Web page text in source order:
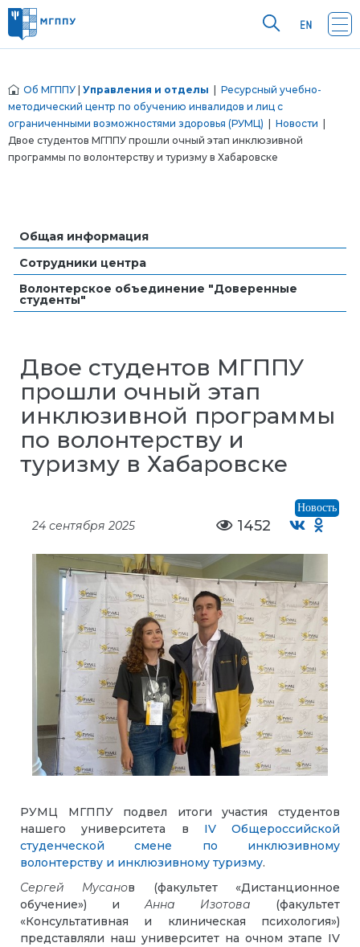
Об МГППУ Управления и отделы
Ресурсный учебно-
методический центр по обучению инвалидов и лиц с
ограниченными возможностями здоровья (РУМЦ)
Новости
Двое студентов МГППУ прошли очный этап инклюзивной
программы по волонтерству и туризму в Хабаровске
Общая информация
Сотрудники центра
Волонтерское объединение "Доверенные
студенты"
Двое студентов МГППУ
прошли очный этап
инклюзивной программы
по волонтерству и
туризму в Хабаровске
Новость
24 сентября 2025 1452
РУМЦ МГППУ подвел итоги участия студентов
нашего университета в IV Общероссийской
студенческой смене по инклюзивному
волонтерству и инклюзивному туризму.
Сергей Мусанов (факультет «Дистанционное
обучение») иАнна Изотова (факультет
«Консультативная и клиническая психология»)
представляли наш университет на очном этапе IV